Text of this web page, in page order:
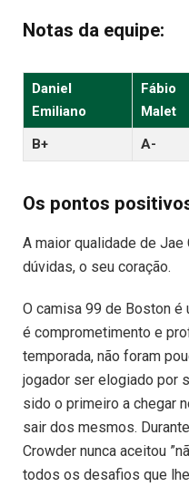
Notas da equipe:
Daniel
Emiliano
Fábio
Malet
B+
A-
Os pontos
A maior qualidade de
dúvidas, o seu coração.
O camisa 99 de Boston é
é comprometimento e
temporada, não foram
jogador ser elogiado por
sido o primeiro a chegar
sair dos mesmos.
Crowder nunca aceitou
todos os desafios que